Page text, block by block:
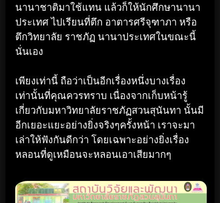
นานาชาติมาใช้แทน แล้วก็ให้นักศึกษานานา
ประเทศ ไปเรียนที่ตึก อาตารศรีจุฑาภา หรือ
ตึกวิทยาลัย ราชภัฏ นานาประเทศในขณะนี้
นั่นเอง
เพียงเท่านี้ ถือว่าเป็นอีกเรื่องหนึ่งบางเรื่อง
เท่านั้นที่คุณควรทราบ เนื่องจากเก็บหน้ารู้
เกี่ยวกับมหาวิทยาลัยราชภัฏสวนสุนันทา นั้นมี
อีกเยอะแยะอย่างยิ่งจริงๆครั้งหน้า เราจะมา
เล่าให้ฟังกันดีกว่า โดยเฉพาะอย่างยิ่งเรื่อง
หลอนที่ดูเหมือนจะหลอนเอาเสียมากๆ